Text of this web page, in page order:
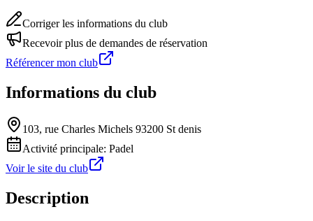
Corriger les informations du club
Recevoir plus de demandes de réservation
Référencer mon club
Informations du club
103, rue Charles Michels 93200 St denis
Activité principale: Padel
Voir le site du club
Description